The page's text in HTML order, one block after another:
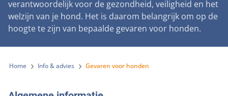
verantwoordelijk voor de gezondheid, veiligheid en het
welzijn van je hond. Het is daarom belangrijk om op de
hoogte te zijn van bepaalde gevaren voor honden.
Home Info & advies Gevaren voor honden